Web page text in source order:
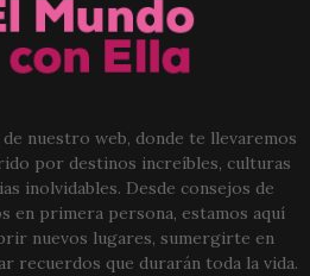
nuestro web, donde te llevaremos
por destinos increíbles, culturas
inolvidables. Desde consejos de
en primera persona, estamos aquí
nuevos lugares, sumergirte en
recuerdos que durarán toda la vida.